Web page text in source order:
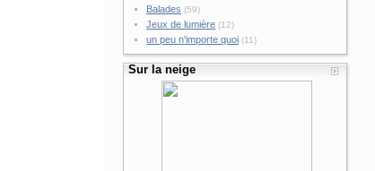
Balades (59)
Jeux de lumière (12)
un peu n'importe quoi (11)
Sur la neige